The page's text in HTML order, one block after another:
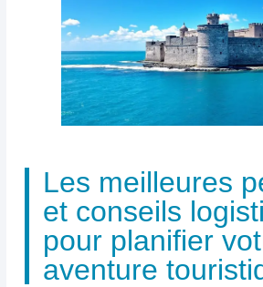
Les meilleures
et conseils
pour planifier
aventure